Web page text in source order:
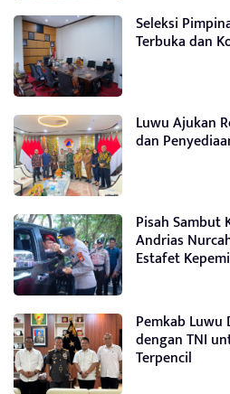
Seleksi
Terbuka dan
Luwu Ajukan
dan
Pisah Sambut
Andrias
Estafet
Pemkab
dengan TNI
Terpencil